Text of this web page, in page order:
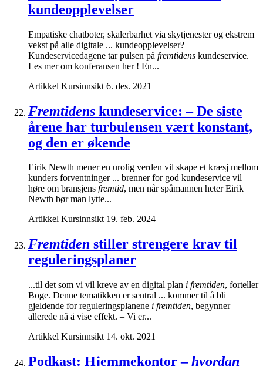
kundeopplevelser
Empatiske chatboter, skalerbarhet via skytjenester og ekstrem
vekst på alle digitale ... kundeopplevelser?
Kundeservicedagene tar pulsen på fremtidens kundeservice.
Les mer om konferansen her ! En...
Artikkel Kursinnsikt 6. des. 2021
Fremtidens kundeservice: – De siste
årene har turbulensen vært konstant,
og den er økende
Eirik Newth mener en urolig verden vil skape et kræsj mellom
kunders forventninger ... brenner for god kundeservice vil
høre om bransjens fremtid, men når spåmannen heter Eirik
Newth bør man lytte...
Artikkel Kursinnsikt 19. feb. 2024
Fremtiden stiller strengere krav til
reguleringsplaner
...til det som vi vil kreve av en digital plan i fremtiden, forteller
Boge. Denne tematikken er sentral ... kommer til å bli
gjeldende for reguleringsplanene i fremtiden, begynner
allerede nå å vise effekt. – Vi er...
Artikkel Kursinnsikt 14. okt. 2021
Podkast: Hjemmekontor –hvordan